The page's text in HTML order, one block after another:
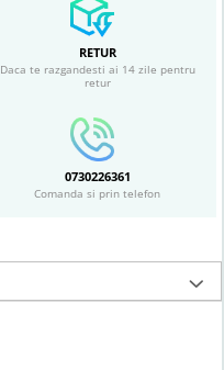
RETUR
Daca te razgandesti ai 14 zile pentru
retur
0730226361
Comanda si prin telefon